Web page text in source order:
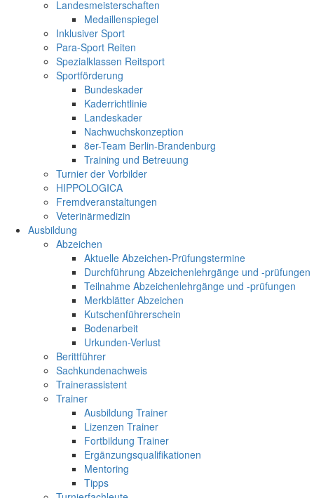
Landesmeisterschaften
Medaillenspiegel
Inklusiver Sport
Para-Sport Reiten
Spezialklassen Reitsport
Sportförderung
Bundeskader
Kaderrichtlinie
Landeskader
Nachwuchskonzeption
8er-Team Berlin-Brandenburg
Training und Betreuung
Turnier der Vorbilder
HIPPOLOGICA
Fremdveranstaltungen
Veterinärmedizin
Ausbildung
Abzeichen
Aktuelle Abzeichen-Prüfungstermine
Durchführung Abzeichenlehrgänge und -prüfungen
Teilnahme Abzeichenlehrgänge und -prüfungen
Merkblätter Abzeichen
Kutschenführerschein
Bodenarbeit
Urkunden-Verlust
Berittführer
Sachkundenachweis
Trainerassistent
Trainer
Ausbildung Trainer
Lizenzen Trainer
Fortbildung Trainer
Ergänzungsqualifikationen
Mentoring
Tipps